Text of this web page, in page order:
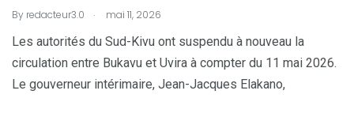
By redacteur3.0 . mai 11, 2026
Les autorités du Sud-Kivu ont suspendu à nouveau la
circulation entre Bukavu et Uvira à compter du 11 mai 2026.
Le gouverneur intérimaire, Jean-Jacques Elakano,